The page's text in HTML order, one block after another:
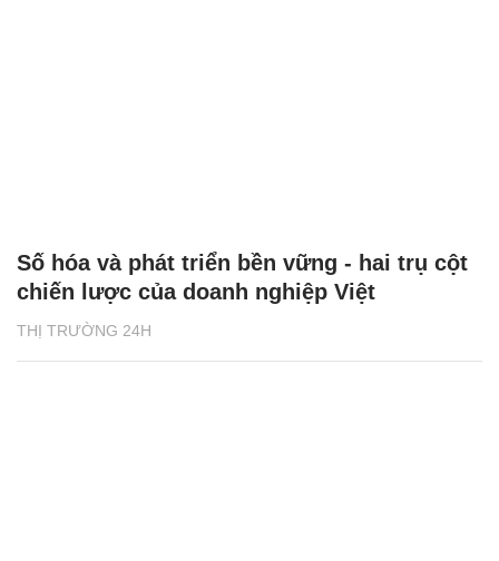
THỊ TRƯỜNG 24H
Số hóa và phát triển bền vững - hai trụ cột
chiến lược của doanh nghiệp Việt